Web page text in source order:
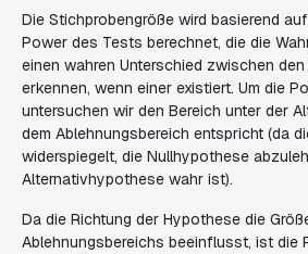
Die Stichprobengröße wird basierend
Power des Tests berechnet, die die
einen wahren Unterschied zwischen
erkennen, wenn einer existiert. Um die
untersuchen wir den Bereich unter der
dem Ablehnungsbereich entspricht (da
widerspiegelt, die Nullhypothese
Alternativhypothese wahr ist).
Da die Richtung der Hypothese die
Ablehnungsbereichs beeinflusst, ist die